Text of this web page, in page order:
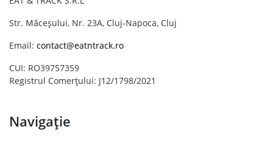
Str. Măceșului, Nr. 23A, Cluj-Napoca, Cluj
Email: contact@eatntrack.ro
CUI: RO39757359
Registrul Comerțului: J12/1798/2021
Navigație